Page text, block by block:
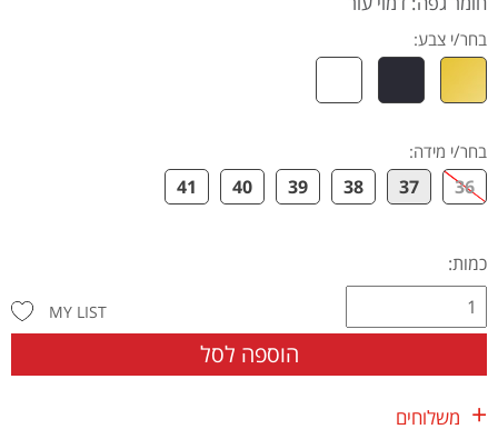
בחר/י צבע:
בחר/י מידה:
36
37
38
39
40
41
כמות:
הוספה לסל
MY LIST
משלוחים